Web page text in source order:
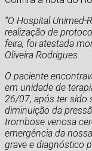
“O Hospital
realização de
feira, foi atestada
Oliveira Rodrigues.
O paciente
em unidade de
26/07, após ter sido
diminuição da
trombose venosa
emergência da
grave e diagnóstico